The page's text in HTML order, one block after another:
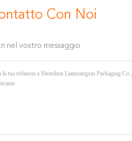
Con Noi
nel vostro messaggio